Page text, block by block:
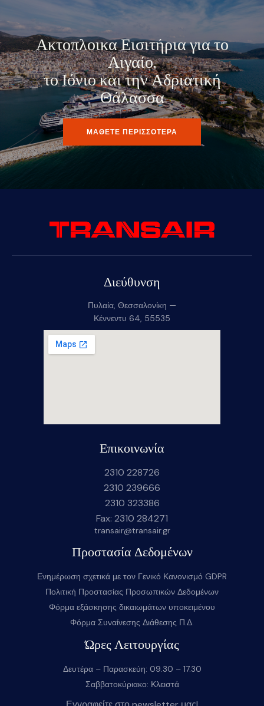
Ακτοπλοικα Εισιτήρια για το
Αιγαίο,
το Ιόνιο και την Αδριατική
Θάλασσα
ΜΑΘΕΤΕ ΠΕΡΙΣΣΟΤΕΡΑ
Διεύθυνση
Πυλαία, Θεσσαλονίκη —
Κέννεντυ 64, 55535
Επικοινωνία
2310 228726
2310 239666
2310 323386
Fax: 2310 284271
transair@transair.gr
Προστασία Δεδομένων
Ενημέρωση σχετικά με τον Γενικό Κανονισμό GDPR
Πολιτική Προστασίας Προσωπικών Δεδομένων
Φόρμα εξάσκησης δικαιωμάτων υποκειμένου
Φόρμα Συναίνεσης Διάθεσης Π.Δ.
Ώρες Λειτουργίας
Δευτέρα – Παρασκεύη: 09.30 – 17.30
Σαββατοκύριακο: Κλειστά